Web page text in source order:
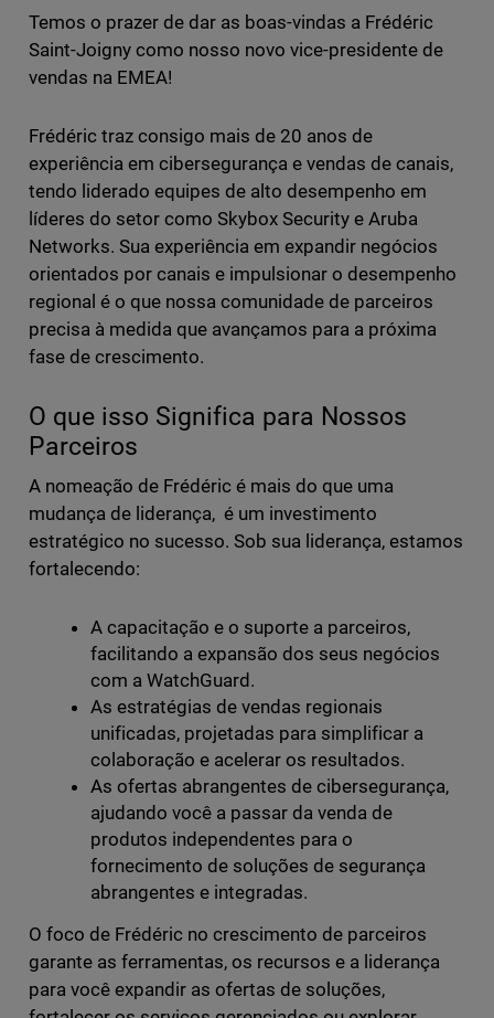
Temos o prazer de dar as boas-vindas a Frédéric
Saint-Joigny como nosso novo vice-presidente de
vendas na EMEA!
Frédéric traz consigo mais de 20 anos de
experiência em cibersegurança e vendas de canais,
tendo liderado equipes de alto desempenho em
líderes do setor como Skybox Security e Aruba
Networks. Sua experiência em expandir negócios
orientados por canais e impulsionar o desempenho
regional é o que nossa comunidade de parceiros
precisa à medida que avançamos para a próxima
fase de crescimento.
O que isso Significa para Nossos
Parceiros
A nomeação de Frédéric é mais do que uma
mudança de liderança, é um investimento
estratégico no sucesso. Sob sua liderança, estamos
fortalecendo:
A capacitação e o suporte a parceiros,
facilitando a expansão dos seus negócios
com a WatchGuard.
As estratégias de vendas regionais
unificadas, projetadas para simplificar a
colaboração e acelerar os resultados.
As ofertas abrangentes de cibersegurança,
ajudando você a passar da venda de
produtos independentes para o
fornecimento de soluções de segurança
abrangentes e integradas.
O foco de Frédéric no crescimento de parceiros
garante as ferramentas, os recursos e a liderança
para você expandir as ofertas de soluções,